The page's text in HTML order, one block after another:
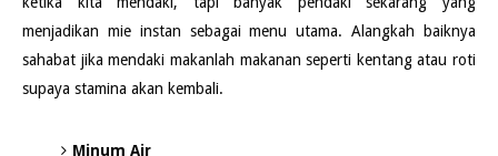
menjadikan mie instan sebagai menu utama. Alangkah baiknya
sahabat jika mendaki makanlah makanan seperti kentang atau roti
supaya stamina akan kembali.
Minum Air